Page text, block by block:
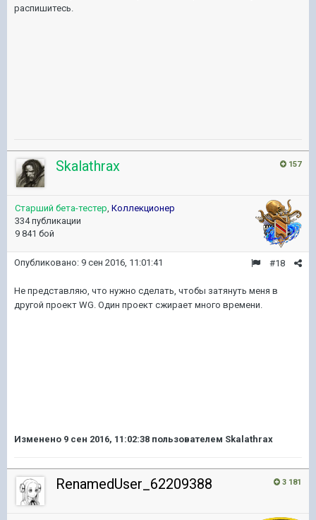
распишитесь.
157
Skalathrax
Старший бета-тестер, Коллекционер
334 публикации
9 841 бой
#18
Опубликовано: 9 сен 2016, 11:01:41
Не представляю, что нужно сделать, чтобы затянуть меня в
другой проект WG. Один проект сжирает много времени.
Изменено 9 сен 2016, 11:02:38 пользователем Skalathrax
3 181
RenamedUser_62209388